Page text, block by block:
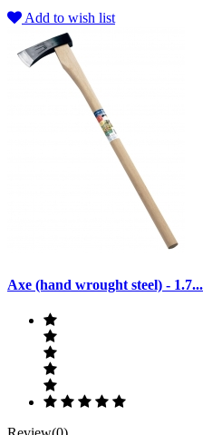
Add to wish list
Axe (hand wrought steel) - 1.7...